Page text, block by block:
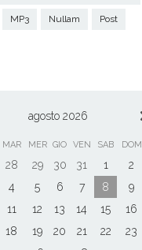
MP3 Nullam Post
agosto 2026
MAR MER GIO VEN SAB DOM
28 29 30 31 1
2
4 5 6 7 8
9
11 12 13 14 15
16
18 19 20 21 22
23